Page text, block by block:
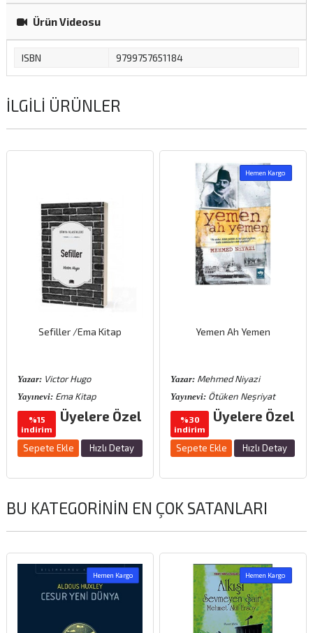
Ürün Videosu
ISBN 9799757651184
İLGILI ÜRÜNLER
Sefiller /Ema Kitap
Yazar: Victor Hugo
Yayınevi: Ema Kitap
%15
indirim
Üyelere Özel
Sepete Ekle Hızlı Detay
Hemen Kargo
Yemen Ah Yemen
Yazar: Mehmed Niyazi
Yayınevi: Ötüken Neşriyat
%30
indirim
Üyelere Özel
Sepete Ekle Hızlı Detay
BU KATEGORININ EN ÇOK SATANLARI
Hemen Kargo Hemen Kargo